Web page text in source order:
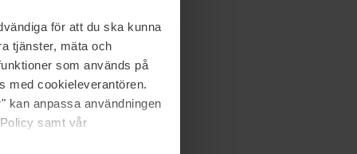
för att du ska kunna
tjänster, mäta och
som används på
med cookieleverantören.
kan anpassa användningen
samt vår